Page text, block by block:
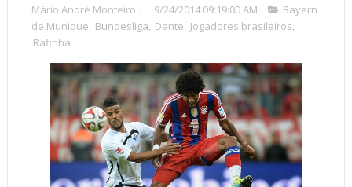
Mário André Monteiro | 9/24/2014 09:19:00 AM
Bayern
de Munique, Bundesliga, Dante, Jogadores brasileiros,
Rafinha